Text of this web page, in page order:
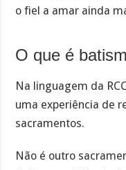
o fiel a amar ainda
O que é
Na linguagem da
uma experiência de
sacramentos.
Não é outro